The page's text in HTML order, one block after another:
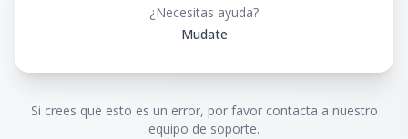
¿Necesitas ayuda?
Mudate
Si crees que esto es un error, por favor contacta a nuestro
equipo de soporte.